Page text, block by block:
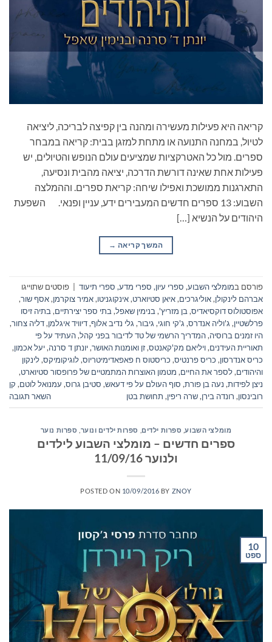
קריאה היא פעילות מעשירה ומהנה בין קפיצה לבריכה, ליציאה
לטיול, במחנה התנועה או מתחת למזגן בבית: קריאה במבחר
ספרים. מול כל האטרקציות שמציעים עולם הנופש והטיולים, יש
פעילות אחת שאינה דורשת הדרכה, יציאה מהבית ונסיעה,
התארגנות ממושכת ואפילו שיחה: קריאת ספרים. וההמלצה
השבוע: 13 ספרים חדשים המעבירים ידע, עניין ופנאי. השפעת
היהודים על הנשיא […]
המשך קריאה →
פורסם במומלצי השבוע, ספרי עיון, ספרי מדע, ספרי תיעוד
פוסטים שתוייגו
אברהם לינקולן,אוליגרכים,איאן סטיוארט,אינקוגניטו,אמיר צוקרמן,אסף שור,
אפוסטולוס דוקסיאדיס, בן מזריץ', בנימין שאפל, בתי ספר יצירתיים, בתיה זיסו
פרלשטיין, ג'וליה אנדרס, ג'קי חוגי, גיבור, גלי נדיב אלוף,דיוויד איגלמן,דליה צחור,
היו זמנים ברוסיה,המדריך הרשמי של טד לדיבור בפני קהל,העתיד על פי
תאוריית העידנים,ויליאם מק'קאנטס,זן ואומנות האושר,יונתן ד סרנה,יעל אכמון,
כריס אנדרסון, כריס פרנטיס, כריסטוס ח פאפאדימיטריוס,לוגיקומיקס,לינקון
והיהודים,לספר את החיים, מטמון האוצרות המתמטיים של פרופסור סטיוארט,
ניצן לפידות, נעה בן פורת, סוף העולם על פי דעאש, סטיבן גרוס, עמנואל לוטם, קן
רובינסון, רונדה בירן,שרה ריפין, תחושת בטן השאר תגובה
מומלצי השבוע, ספרות ילדים ספרות ילדים ונוער ספרות נוער
ספרים חדשים – מומלצי השבוע לילדים
ולנוער 11/09/16
POSTED ON 10/09/2016 BY ZNOY
10
ספט